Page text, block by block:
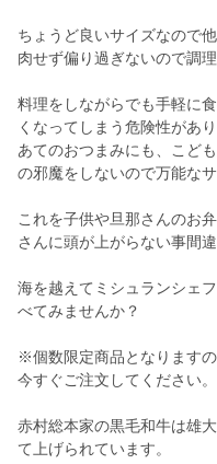
ちょうど良いサイズなので
肉せず偏り過ぎないので調
料理をしながらでも手軽に
くなってしまう危険性があ
あてのおつまみにも、こど
の邪魔をしないので万能な
これを子供や旦那さんのお
さんに頭が上がらない事間
海を越えてミシュランシェ
べてみませんか？
※個数限定商品となります
今すぐご注文してください。
赤村総本家の黒毛和牛は雄
て上げられています。